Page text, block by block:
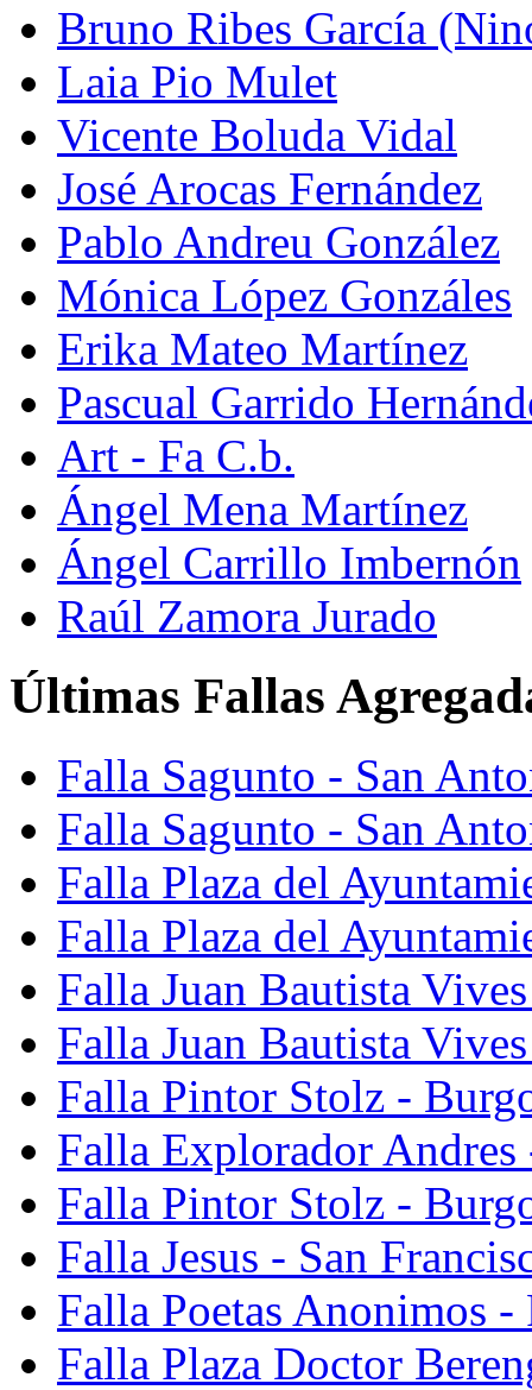
Bruno Ribes García
Laia Pio Mulet
Vicente Boluda Vidal
José Arocas Fernández
Pablo Andreu González
Mónica López Gonzáles
Erika Mateo Martínez
Pascual Garrido
Art - Fa C.b.
Ángel Mena Martínez
Ángel Carrillo Imbernón
Raúl Zamora Jurado
Últimas Fallas
Falla Sagunto - San
Falla Sagunto - San
Falla Plaza del
Falla Plaza del
Falla Juan Bautista
Falla Juan Bautista
Falla Pintor Stolz -
Falla Explorador Andres
Falla Pintor Stolz -
Falla Jesus - San
Falla Poetas Anonimos
Falla Plaza Doctor